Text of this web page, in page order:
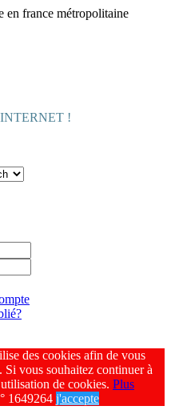
!
des cookies afin de vous
vous souhaitez continuer à
de cookies. Plus
1649264 j'accepte